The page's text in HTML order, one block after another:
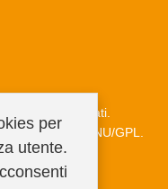
i diritti riservati.
sottolicenza GNU/GPL.
per
utente.